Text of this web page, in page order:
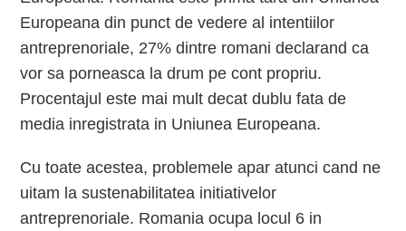
Europeana din punct de vedere al intentiilor
antreprenoriale, 27% dintre romani declarand ca
vor sa porneasca la drum pe cont propriu.
Procentajul este mai mult decat dublu fata de
media inregistrata in Uniunea Europeana.
Cu toate acestea, problemele apar atunci cand ne
uitam la sustenabilitatea initiativelor
antreprenoriale. Romania ocupa locul 6 in